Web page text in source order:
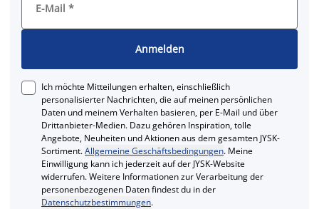
E-Mail *
Anmelden
Ich möchte Mitteilungen erhalten, einschließlich
personalisierter Nachrichten, die auf meinen persönlichen
Daten und meinem Verhalten basieren, per E-Mail und über
Drittanbieter-Medien. Dazu gehören Inspiration, tolle
Angebote, Neuheiten und Aktionen aus dem gesamten JYSK-
Sortiment.Allgemeine Geschäftsbedingungen. Meine
Einwilligung kann ich jederzeit auf der JYSK-Website
widerrufen. Weitere Informationen zur Verarbeitung der
personenbezogenen Daten findest du in der
Datenschutzbestimmungen.